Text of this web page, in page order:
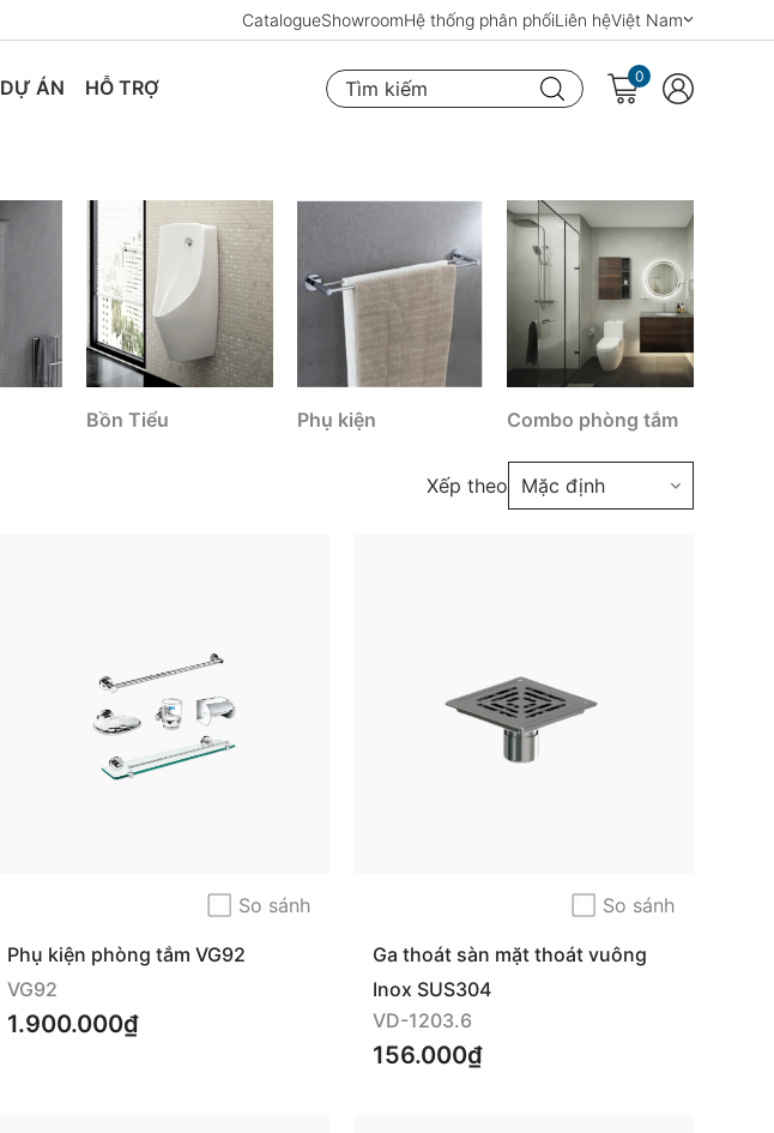
CatalogueShowroomHệ thống phân phốiLiên hệViệt Nam
DỰ ÁN HỖ TRỢ Tìm kiếm
0
Bồn Tiểu Phụ kiện Combo phòng tắm
Xếp theo Mặc định
So sánh
Phụ kiện phòng tắm VG92
VG92
1.900.000₫
So sánh
Ga thoát sàn mặt thoát vuông
hở
Inox SUS304
VD-1203.6
156.000₫